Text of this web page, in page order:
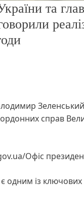
та
справ
Офіс
одним із ключових